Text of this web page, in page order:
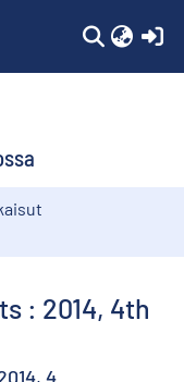
: 2014, 4th
4.